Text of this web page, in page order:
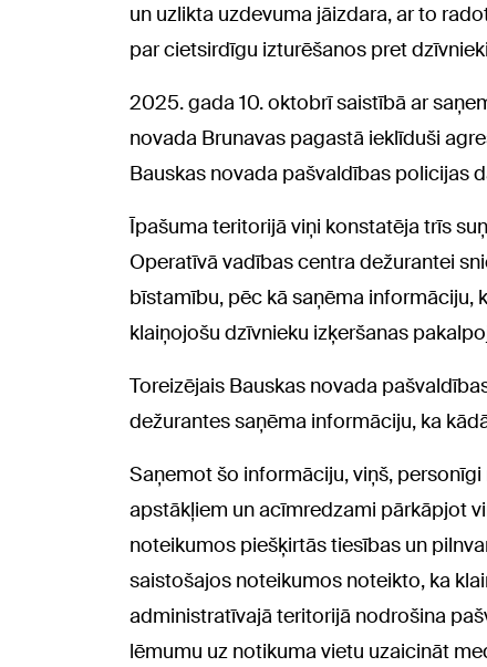
un uzlikta uzdevuma jāizdara, ar to
par cietsirdīgu izturēšanos pret
2025. gada 10. oktobrī saistībā ar
novada Brunavas pagastā ieklīduši
Bauskas novada pašvaldības policijas
Īpašuma teritorijā viņi konstatēja trīs
Operatīvā vadības centra dežurantei
bīstamību, pēc kā saņēma informāciju,
klaiņojošu dzīvnieku izķeršanas
Toreizējais Bauskas novada
dežurantes saņēma informāciju, ka
Saņemot šo informāciju, viņš,
apstākļiem un acīmredzami pārkāpjot
noteikumos piešķirtās tiesības un
saistošajos noteikumos noteikto, ka
administratīvajā teritorijā nodrošina
lēmumu uz notikuma vietu uzaicināt